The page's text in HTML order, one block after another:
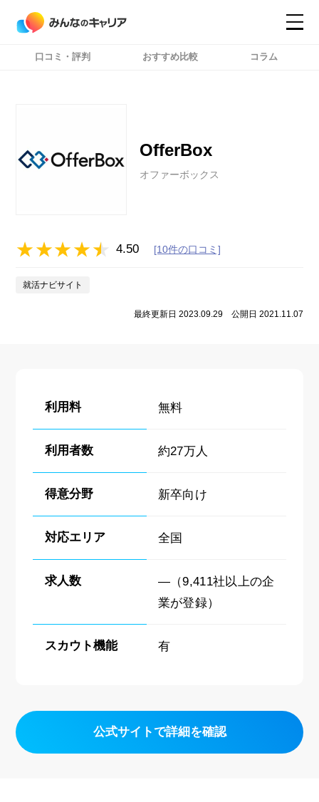
口コミ・評判 おすすめ比較 コラム
OfferBox
オファーボックス
4.50 [10件の口コミ]
就活ナビサイト
最終更新日 2023.09.29 公開日 2021.11.07
利用料 無料
利用者数 約27万人
得意分野 新卒向け
対応エリア 全国
求人数
―（9,411社以上の企
業が登録）
スカウト機能 有
公式サイトで詳細を確認